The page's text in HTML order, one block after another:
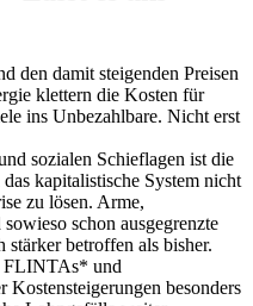
den damit steigenden Preisen
klettern die Kosten für
ins Unbezahlbare. Nicht erst
sozialen Schieflagen ist die
kapitalistische System nicht
zu lösen. Arme,
schon ausgegrenzte
stärker betroffen als bisher.
FLINTAs* und
besonders